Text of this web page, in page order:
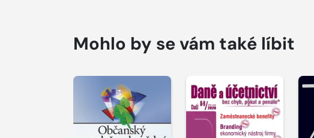
Mohlo by se vám také líbit